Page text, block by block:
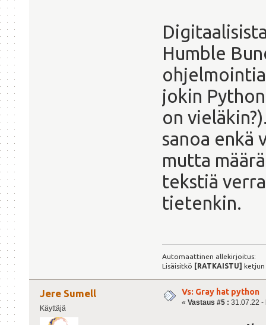
Humble
jokin
on
sanoa enkä
mutta
tekstiä
tietenkin.
Automaattinen allekirjoitus:
Lisäisitkö [RATKAISTU] ketjun
Jere Sumell
Käyttäjä
Vs: Gray hat python
« Vastaus #5 : 31.07.22 -